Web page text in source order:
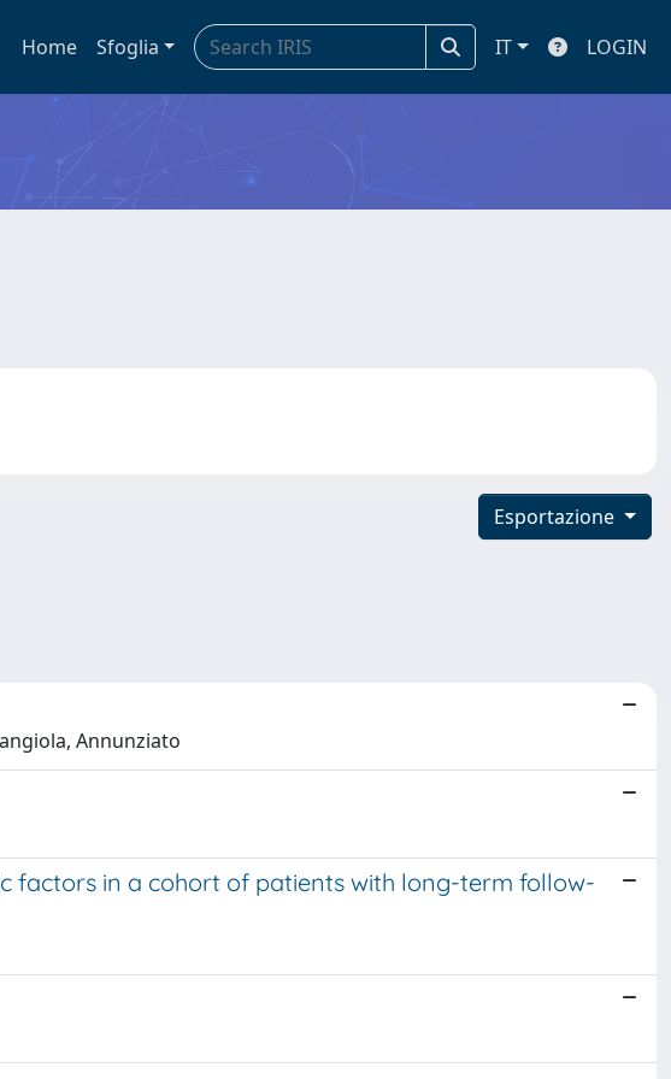
Home Sfoglia IT LOGIN
Esportazione
Annunziato
factors in a cohort of patients with long-term follow-